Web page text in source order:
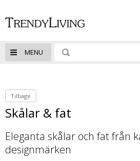
- Spara upp till 50% -
Spara upp till 50% -
MENU
Tilbage
Skålar & fat
Eleganta skålar och fat från
designmärken